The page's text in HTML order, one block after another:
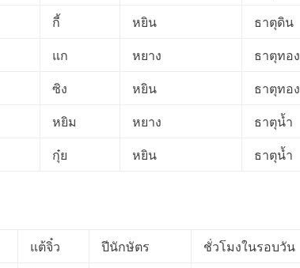
กี้ หยิน ธาตุดิน
แก หยาง ธาตุทอง
ซิง หยิน ธาตุทอง
หยิม หยาง ธาตุน้ำ
กุ๋ย หยิน ธาตุน้ำ
แต้จิ๋ว ปีนักษัตร ชั่วโมงในรอบวัน